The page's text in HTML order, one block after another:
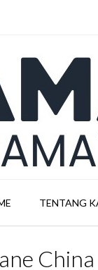
TENTANG
China